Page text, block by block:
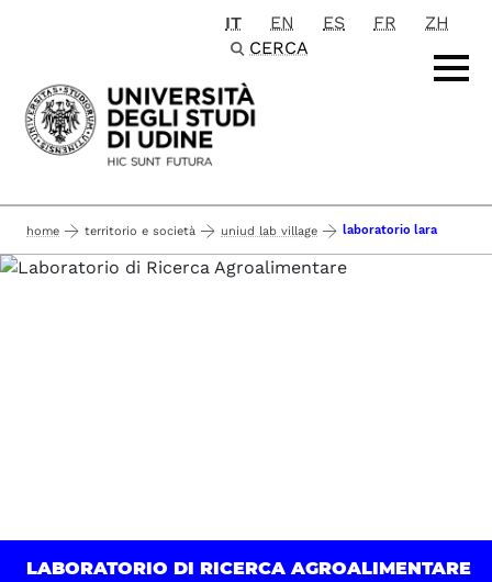
Passa al contenuto principale
IT EN ES FR
ZH
CERCA
home territorio e società uniud lab village laboratorio lara
LABORATORIO DI RICERCA AGROALIMENTARE